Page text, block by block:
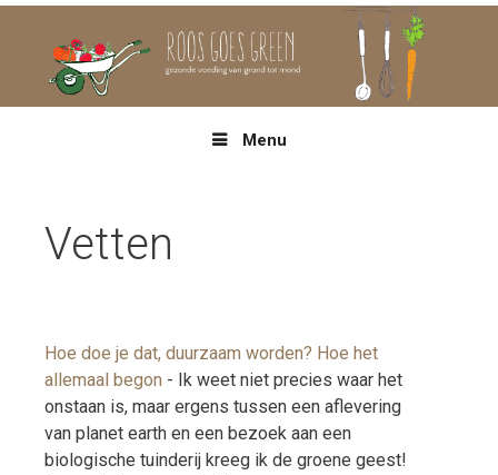
Menu
Vetten
Hoe doe je dat, duurzaam worden? Hoe het
allemaal begon -
Ik weet niet precies waar het
onstaan is, maar ergens tussen een aflevering
van planet earth en een bezoek aan een
biologische tuinderij kreeg ik de groene geest!